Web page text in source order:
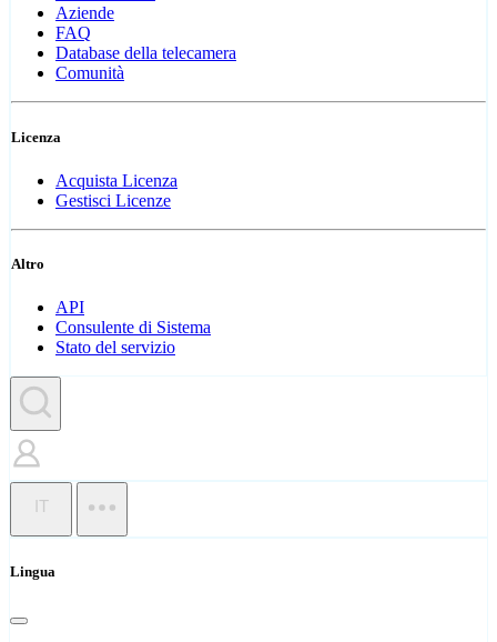
Aziende
FAQ
Database della telecamera
Comunità
Licenza
Acquista Licenza
Gestisci Licenze
Altro
API
Consulente di Sistema
Stato del servizio
IT
Lingua